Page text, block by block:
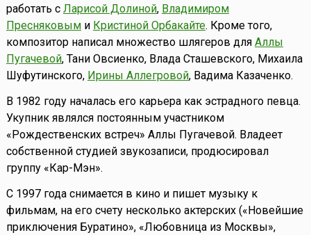
работать с Ларисой Долиной, Владимиром
Пресняковыми Кристиной Орбакайте. Кроме того,
композитор написал множество шлягеров для Аллы
Пугачевой, Тани Овсиенко, Влада Сташевского, Михаила
Шуфутинского, Ирины Аллегровой, Вадима Казаченко.
В 1982 году началась его карьера как эстрадного певца.
Укупник являлся постоянным участником
«Рождественских встреч» Аллы Пугачевой. Владеет
собственной студией звукозаписи, продюсировал
группу «Кар-Мэн».
С 1997 года снимается в кино и пишет музыку к
фильмам, на его счету несколько актерских («Новейшие
приключения Буратино», «Любовница из Москвы»,